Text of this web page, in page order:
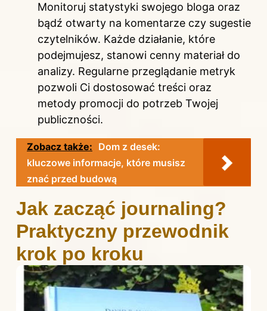
Monitoruj statystyki swojego bloga oraz
bądź otwarty na komentarze czy sugestie
czytelników. Każde działanie, które
podejmujesz, stanowi cenny materiał do
analizy. Regularne przeglądanie metryk
pozwoli Ci dostosować treści oraz
metody promocji do potrzeb Twojej
publiczności.
Zobacz także: Dom z desek:
kluczowe informacje, które musisz
znać przed budową
Jak zacząć journaling?
Praktyczny przewodnik
krok po kroku